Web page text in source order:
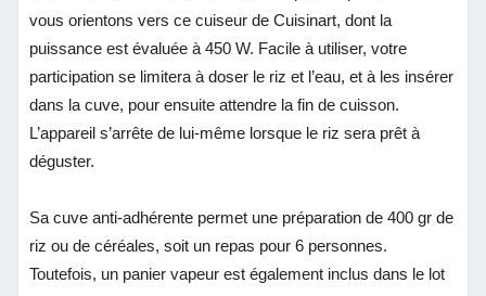
vous orientons vers ce cuiseur de Cuisinart, dont la
puissance est évaluée à 450 W. Facile à utiliser, votre
participation se limitera à doser le riz et l’eau, et à les insérer
dans la cuve, pour ensuite attendre la fin de cuisson.
L’appareil s’arrête de lui-même lorsque le riz sera prêt à
déguster.
Sa cuve anti-adhérente permet une préparation de 400 gr de
riz ou de céréales, soit un repas pour 6 personnes.
Toutefois, un panier vapeur est également inclus dans le lot